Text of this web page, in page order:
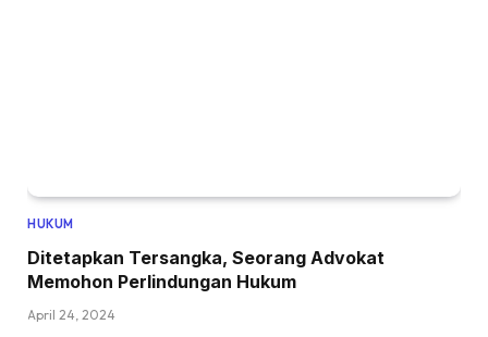
HUKUM
Ditetapkan Tersangka, Seorang Advokat
Memohon Perlindungan Hukum
April 24, 2024